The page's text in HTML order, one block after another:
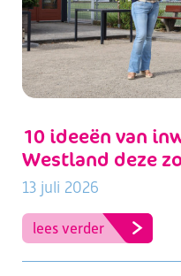
10 ideeën van
Westland deze
13 juli 2026
lees verder